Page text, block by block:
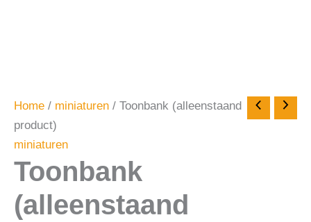
Home / miniaturen / Toonbank (alleenstaand
product)
miniaturen
Toonbank
(alleenstaand